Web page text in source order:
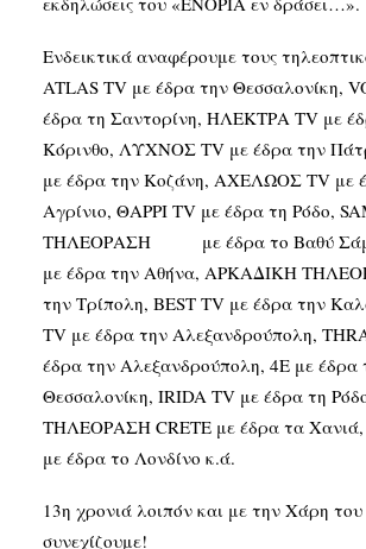
Ενδεικτικά αναφέρουμε τους
ATLAS TV με έδρα την Θεσσαλονίκη,
έδρα τη Σαντορίνη, ΗΛΕΚΤΡΑ TV με
Κόρινθο, ΛΥΧΝΟΣ TV με έδρα την
με έδρα την Κοζάνη, ΑΧΕΛΩΟΣ TV με
Αγρίνιο, ΘΑΡΡΙ TV με έδρα τη Ρόδο,
ΤΗΛΕΟΡΑΣΗ με έδρα το Βαθύ
με έδρα την Αθήνα, ΑΡΚΑΔΙΚΗ
την Τρίπολη, BEST TV με έδρα την
TV με έδρα την Αλεξανδρούπολη,
έδρα την Αλεξανδρούπολη, 4E με έδρα
Θεσσαλονίκη, IRIDA TV με έδρα τη
ΤΗΛΕΟΡΑΣΗ CRETE με έδρα τα
με έδρα το Λονδίνο κ.ά.
13η χρονιά λοιπόν και με την Χάρη
συνεχίζουμε!